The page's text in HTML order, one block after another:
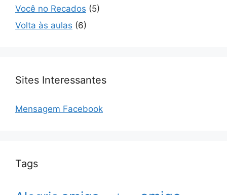
Você no Recados (5)
Volta às aulas (6)
Sites Interessantes
Mensagem Facebook
Tags